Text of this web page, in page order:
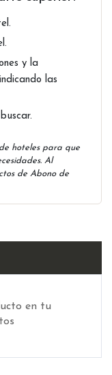
y la
las
hoteles para que
Al
de Abono de
en tu